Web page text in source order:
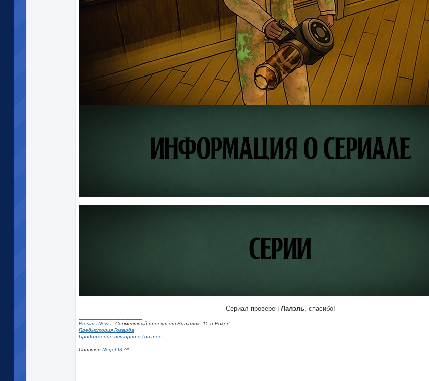
Сериал проверен Лалэль, спасибо!
Prosims News - Совместный проект от Виталик_15 и Poker!
Предыстория Говарда
Продолжение истории о Говарде
Соавтор Neget93 ^^